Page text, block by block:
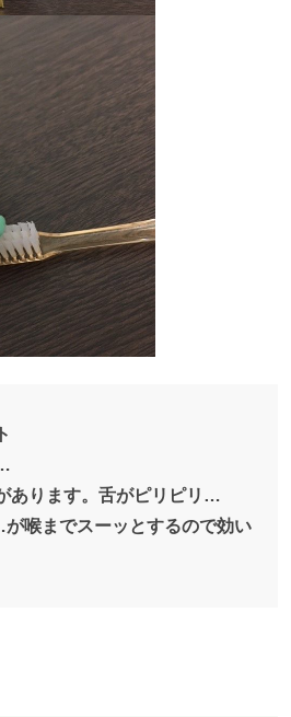
あります。舌がピリピリ…
喉までスーッとするので効い